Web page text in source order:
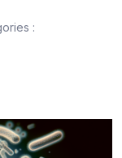
: